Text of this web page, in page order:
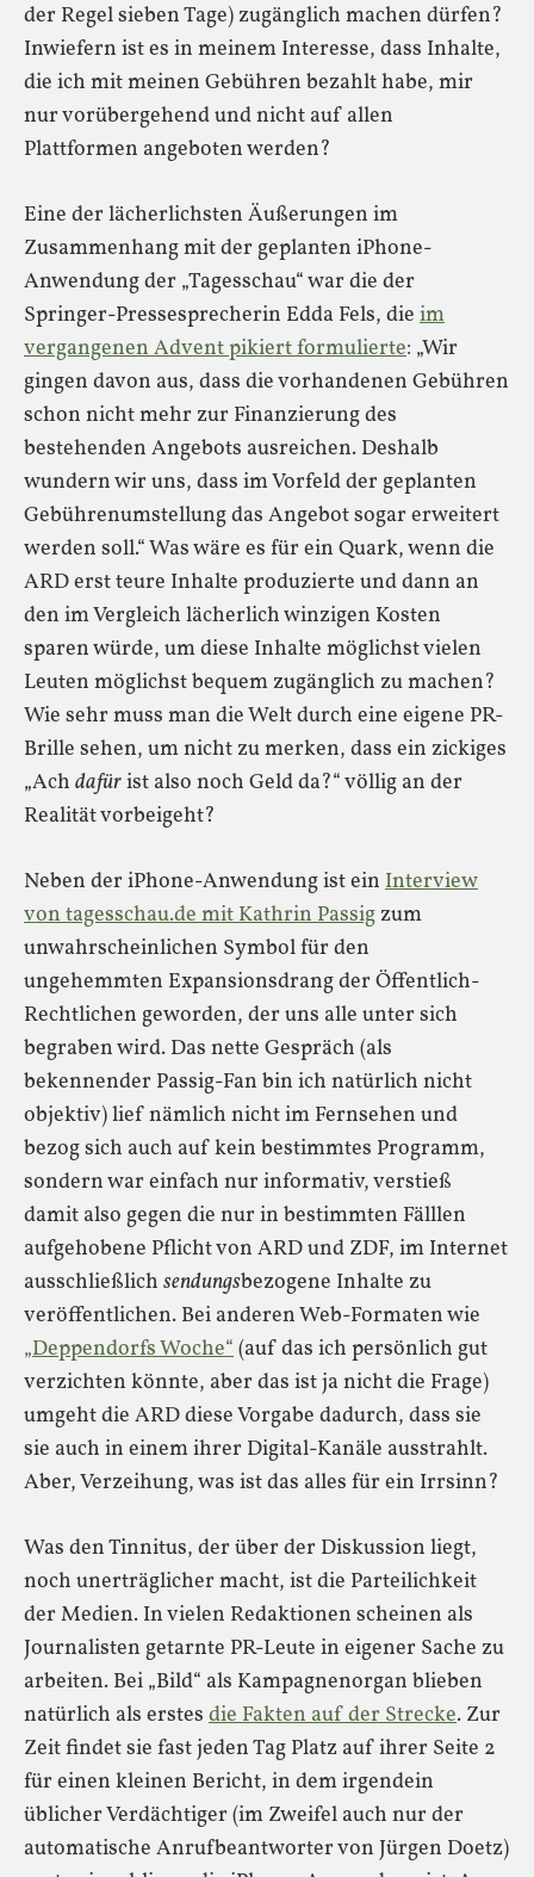
der Regel sieben Tage) zugänglich machen dürfen?
Inwiefern ist es in meinem Interesse, dass Inhalte,
die ich mit meinen Gebühren bezahlt habe, mir
nur vorübergehend und nicht auf allen
Plattformen angeboten werden?
Eine der lächerlichsten Äußerungen im
Zusammenhang mit der geplanten iPhone-
Anwendung der „Tagesschau“ war die der
Springer-Pressesprecherin Edda Fels, die im
vergangenen Advent pikiert formulierte: „Wir
gingen davon aus, dass die vorhandenen Gebühren
schon nicht mehr zur Finanzierung des
bestehenden Angebots ausreichen. Deshalb
wundern wir uns, dass im Vorfeld der geplanten
Gebührenumstellung das Angebot sogar erweitert
werden soll.“ Was wäre es für ein Quark, wenn die
ARD erst teure Inhalte produzierte und dann an
den im Vergleich lächerlich winzigen Kosten
sparen würde, um diese Inhalte möglichst vielen
Leuten möglichst bequem zugänglich zu machen?
Wie sehr muss man die Welt durch eine eigene PR-
Brille sehen, um nicht zu merken, dass ein zickiges
„Ach dafürist also noch Geld da?“ völlig an der
Realität vorbeigeht?
Neben der iPhone-Anwendung ist ein Interview
von tagesschau.de mit Kathrin Passig zum
unwahrscheinlichen Symbol für den
ungehemmten Expansionsdrang der Öffentlich-
Rechtlichen geworden, der uns alle unter sich
begraben wird. Das nette Gespräch (als
bekennender Passig-Fan bin ich natürlich nicht
objektiv) lief nämlich nicht im Fernsehen und
bezog sich auch auf kein bestimmtes Programm,
sondern war einfach nur informativ, verstieß
damit also gegen die nur in bestimmten Fälllen
aufgehobene Pflicht von ARD und ZDF, im Internet
ausschließlich sendungsbezogene Inhalte zu
veröffentlichen. Bei anderen Web-Formaten wie
„Deppendorfs Woche“(auf das ich persönlich gut
verzichten könnte, aber das ist ja nicht die Frage)
umgeht die ARD diese Vorgabe dadurch, dass sie
sie auch in einem ihrer Digital-Kanäle ausstrahlt.
Aber, Verzeihung, was ist das alles für ein Irrsinn?
Was den Tinnitus, der über der Diskussion liegt,
noch unerträglicher macht, ist die Parteilichkeit
der Medien. In vielen Redaktionen scheinen als
Journalisten getarnte PR-Leute in eigener Sache zu
arbeiten. Bei „Bild“ als Kampagnenorgan blieben
natürlich als erstes die Fakten auf der Strecke. Zur
Zeit findet sie fast jeden Tag Platz auf ihrer Seite 2
für einen kleinen Bericht, in dem irgendein
üblicher Verdächtiger (im Zweifel auch nur der
automatische Anrufbeantworter von Jürgen Doetz)